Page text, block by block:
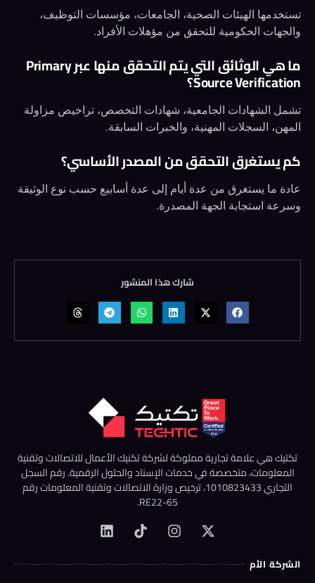
تستخدمها الهيئات الصحية، الجامعات، مؤسسات التوظيف،
والجهات الحكومية للتحقق من مؤهلات الأفراد.
ما هي الوثائق التي يتم التحقق منها عبر Primary
Source Verification؟
تشمل الشهادات الجامعية، شهادات التخصص، تراخيص مزاولة
المهن، السجلات المهنية، والخبرات السابقة.
كم يستغرق التحقق من المصدر الأساسي؟
عادة ما يستغرق من عدة أيام إلى عدة أسابيع حسب نوع الوثيقة
وسرعة استجابة الجهة المصدرة.
شارك هذا المنشور
تكتيك هي علامة تجارية مملوكة لشركة تكنيك الأعمال للاتصالات وتقنية
المعلومات، متخصصة في خدمات الإسناد والحلول الرقمية. رقم السجل
التجاري 1010823433، ترخيص وزارة الاتصالات وتقنية المعلومات رقم
RE22-65.
الشركة الأم